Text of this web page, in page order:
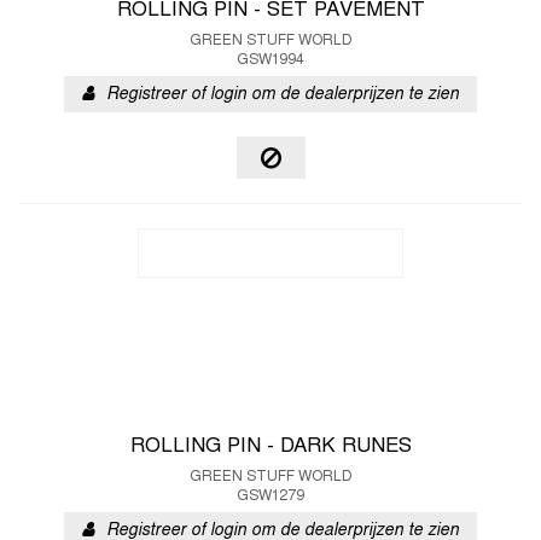
ROLLING PIN - SET PAVEMENT
GREEN STUFF WORLD
GSW1994
Registreer of login om de dealerprijzen te zien
ROLLING PIN - DARK RUNES
GREEN STUFF WORLD
GSW1279
Registreer of login om de dealerprijzen te zien